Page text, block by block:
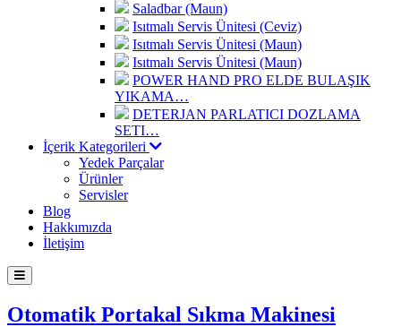
Saladbar (Maun)
Isıtmalı Servis Ünitesi (Ceviz)
Isıtmalı Servis Ünitesi (Maun)
Isıtmalı Servis Ünitesi (Maun)
POWER HAND PRO ELDE BULAŞIK
YIKAMA…
DETERJAN PARLATICI DOZLAMA
SETI…
İçerik Kategorileri
Yedek Parçalar
Ürünler
Servisler
Blog
Hakkımızda
İletişim
Otomatik Portakal Sıkma Makinesi